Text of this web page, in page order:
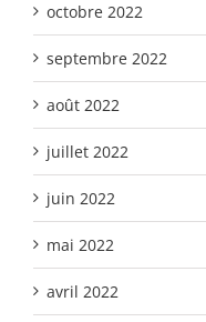
octobre 2022
septembre 2022
août 2022
juillet 2022
juin 2022
mai 2022
avril 2022